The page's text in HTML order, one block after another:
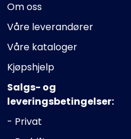
Om oss
Våre leverandører
Våre kataloger
Kjøpshjelp
Salgs- og
leveringsbetingelser:
- Privat